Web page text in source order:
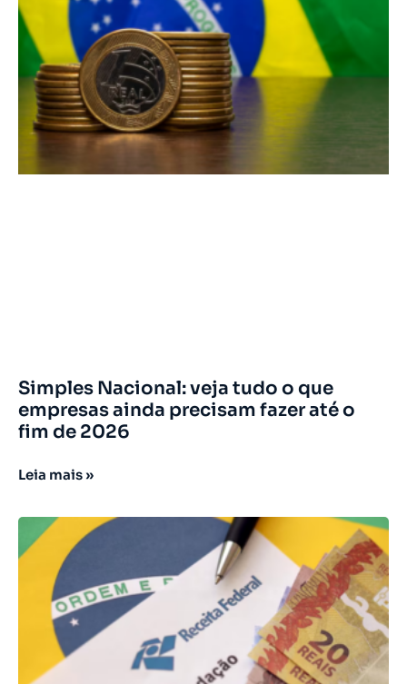
Simples Nacional: veja tudo o que
empresas ainda precisam fazer até o
fim de 2026
Leia mais »